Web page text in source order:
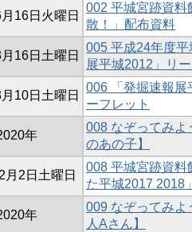
16日火曜日
002 平城宮跡資料
散！」配布資料
16日土曜日
005 平成24年度
展平城2012」リ
10日土曜日
006 「発掘速報展
ーフレット
年
008 なぞってみよ
のあの子】
月2日土曜日
008 平城宮跡資料
た平城2017 2018
年
009 なぞってみよ
人Aさん】